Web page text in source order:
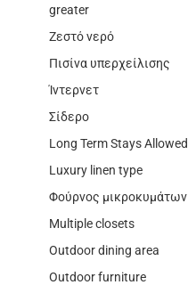
greater
Ζεστό νερό
Πισίνα υπερχείλισης
Ίντερνετ
Σίδερο
Long Term Stays Allowed
Luxury linen type
Φούρνος μικροκυμάτων
Multiple closets
Outdoor dining area
Outdoor furniture